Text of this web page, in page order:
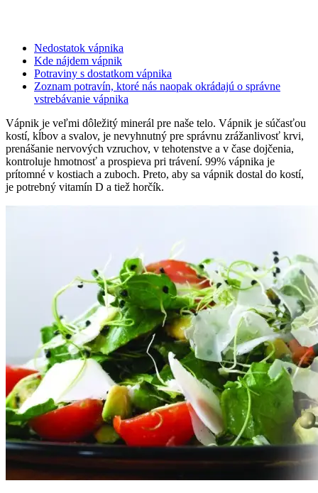
Nedostatok vápnika
Kde nájdem vápnik
Potraviny s dostatkom vápnika
Zoznam potravín, ktoré nás naopak okrádajú o správne
vstrebávanie vápnika
Vápnik je veľmi dôležitý minerál pre naše telo. Vápnik je súčasťou
kostí, kĺbov a svalov, je nevyhnutný pre správnu zrážanlivosť krvi,
prenášanie nervových vzruchov, v tehotenstve a v čase dojčenia,
kontroluje hmotnosť a prospieva pri trávení. 99% vápnika je
prítomné v kostiach a zuboch. Preto, aby sa vápnik dostal do kostí,
je potrebný vitamín D a tiež horčík.